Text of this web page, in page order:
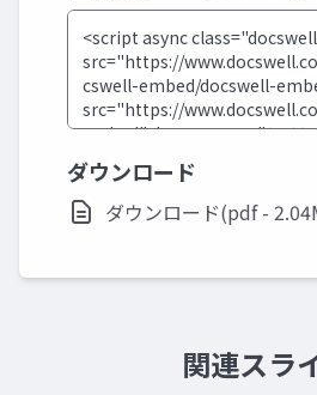
ダウンロード
ダウンロード(pdf -
関連スラ